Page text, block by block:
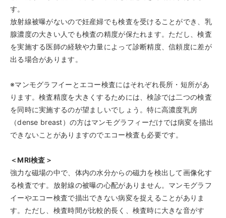
す。
放射線被曝がないので妊産婦でも検査を受けることができ、乳
腺濃度の大きい人でも検査の精度が保たれます。ただし、検査
を実施する医師の経験や力量によって診断精度、信頼度に差が
出る場合があります。
※マンモグラフイーとエコー検査にはそれぞれ長所・短所があ
ります。検査精度を大きくするためには、検診では二つの検査
を同時に実施するのが望ましいでしょう。特に高濃度乳房
（dense breast）の方はマンモグラフィーだけでは病変を描出
できないことがありますのでエコー検査も必要です。
＜MRI検査＞
強力な磁場の中で、体内の水分からの磁力を検出して画像化す
る検査です。放射線の被曝の心配がありません。マンモグラフ
イーやエコー検査で描出できない病変を捉えることがありま
す。ただし、検査時間が比較的長く、検査時に大きな音がす